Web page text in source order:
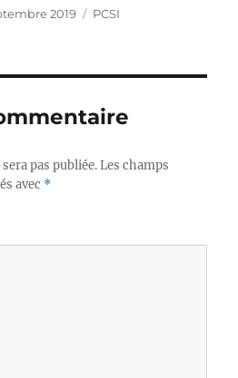
2019 Catégories
PCSI
pas publiée. Les champs
avec *